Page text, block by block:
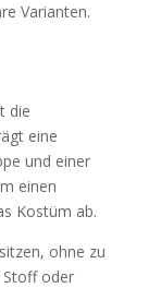
Varianten.
die
eine
und einer
einen
Kostüm ab.
ohne zu
Stoff oder